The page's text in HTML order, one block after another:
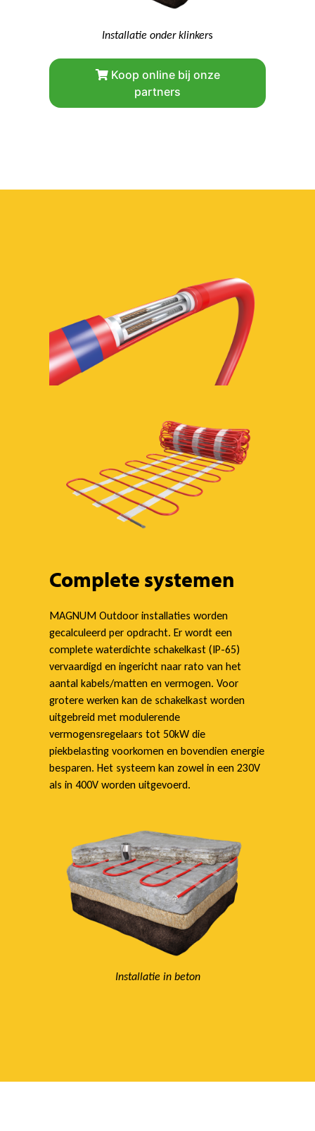
Installatie onder klinkers
Koop online bij onze
partners
Complete systemen
MAGNUM Outdoor installaties worden
gecalculeerd per opdracht. Er wordt een
complete waterdichte schakelkast (IP-65)
vervaardigd en ingericht naar rato van het
aantal kabels/matten en vermogen. Voor
grotere werken kan de schakelkast worden
uitgebreid met modulerende
vermogensregelaars tot 50kW die
piekbelasting voorkomen en bovendien energie
besparen. Het systeem kan zowel in een 230V
als in 400V worden uitgevoerd.
Installatie in beton